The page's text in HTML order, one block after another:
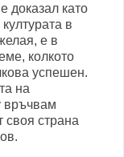
доказал като
в
е в
колкото
успешен.
на
връчвам
своя страна